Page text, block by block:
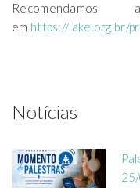
em https://lake.org.br/
Notícias